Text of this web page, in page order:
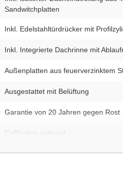
Sandwitchplatten
Inkl. Edelstahltürdrücker mit
Inkl. Integrierte Dachrinne mit
Außenplatten aus feuerverzinktem
Ausgestattet mit Belüftung
Garantie von 20 Jahren gegen Rost
Fußboden optional
Montageanleitung und